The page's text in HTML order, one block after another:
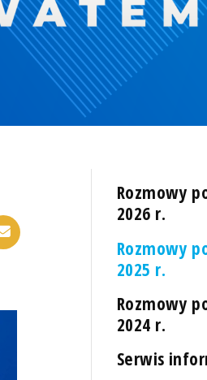
Rozmowy
2026 r.
Rozmowy
2025 r.
Rozmowy
2024 r.
Serwis